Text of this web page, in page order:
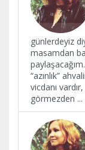
günlerdeyiz
masamdan
“azınlık”
vicdanı
görmezden ...